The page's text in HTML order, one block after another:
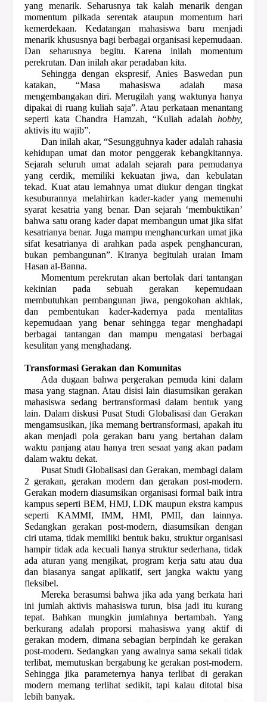
yang menarik. Seharusnya tak kalah menarik dengan
momentum pilkada serentak ataupun momentum hari
kemerdekaan. Kedatangan mahasiswa baru menjadi
menarik khususnya bagi berbagai organisasi kepemudaan.
Dan seharusnya begitu. Karena inilah momentum
perekrutan. Dan inilah akar peradaban kita.
Sehingga dengan ekspresif, Anies Baswedan pun
katakan, “Masa mahasiswa adalah masa
mengembangakan diri. Merugilah yang waktunya hanya
dipakai di ruang kuliah saja”. Atau perkataan menantang
seperti kata Chandra Hamzah, “Kuliah adalah hobby,
aktivis itu wajib”.
Dan inilah akar, “Sesungguhnya kader adalah rahasia
kehidupan umat dan motor penggerak kebangkitannya.
Sejarah seluruh umat adalah sejarah para pemudanya
yang cerdik, memiliki kekuatan jiwa, dan kebulatan
tekad. Kuat atau lemahnya umat diukur dengan tingkat
kesuburannya melahirkan kader-kader yang memenuhi
syarat kesatria yang benar. Dan sejarah ‘membuktikan’
bahwa satu orang kader dapat membangun umat jika sifat
kesatrianya benar. Juga mampu menghancurkan umat jika
sifat kesatrianya di arahkan pada aspek penghancuran,
bukan pembangunan”. Kiranya begitulah uraian Imam
Hasan al-Banna.
Momentum perekrutan akan bertolak dari tantangan
kekinian pada sebuah gerakan kepemudaan
membutuhkan pembangunan jiwa, pengokohan akhlak,
dan pembentukan kader-kadernya pada mentalitas
kepemudaan yang benar sehingga tegar menghadapi
berbagai tantangan dan mampu mengatasi berbagai
kesulitan yang menghadang.
Transformasi Gerakan dan Komunitas
Ada dugaan bahwa pergerakan pemuda kini dalam
masa yang stagnan. Atau disisi lain diasumsikan gerakan
mahasiswa sedang bertransformasi dalam bentuk yang
lain. Dalam diskusi Pusat Studi Globalisasi dan Gerakan
mengamsusikan, jika memang bertransformasi, apakah itu
akan menjadi pola gerakan baru yang bertahan dalam
waktu panjang atau hanya tren sesaat yang akan padam
dalam waktu dekat.
Pusat Studi Globalisasi dan Gerakan, membagi dalam
2 gerakan, gerakan modern dan gerakan post-modern.
Gerakan modern diasumsikan organisasi formal baik intra
kampus seperti BEM, HMJ, LDK maupun ekstra kampus
seperti KAMMI, IMM, HMI, PMII, dan lainnya.
Sedangkan gerakan post-modern, diasumsikan dengan
ciri utama, tidak memiliki bentuk baku, struktur organisasi
hampir tidak ada kecuali hanya struktur sederhana, tidak
ada aturan yang mengikat, program kerja satu atau dua
dan biasanya sangat aplikatif, sert jangka waktu yang
fleksibel.
Mereka berasumsi bahwa jika ada yang berkata hari
ini jumlah aktivis mahasiswa turun, bisa jadi itu kurang
tepat. Bahkan mungkin jumlahnya bertambah. Yang
berkurang adalah proporsi mahasiswa yang aktif di
gerakan modern, dimana sebagian berpindah ke gerakan
post-modern. Sedangkan yang awalnya sama sekali tidak
terlibat, memutuskan bergabung ke gerakan post-modern.
Sehingga jika parameternya hanya terlibat di gerakan
modern memang terlihat sedikit, tapi kalau ditotal bisa
lebih banyak.